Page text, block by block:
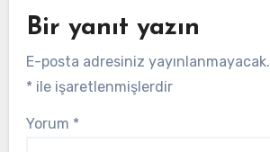
Bir yanıt yazın
E-posta adresiniz yayınlanmayacak.
* ile işaretlenmişlerdir
Yorum *